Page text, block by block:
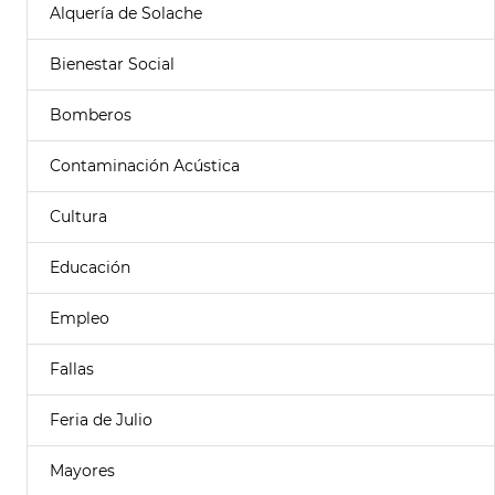
Alquería de Solache
Bienestar Social
Bomberos
Contaminación Acústica
Cultura
Educación
Empleo
Fallas
Feria de Julio
Mayores